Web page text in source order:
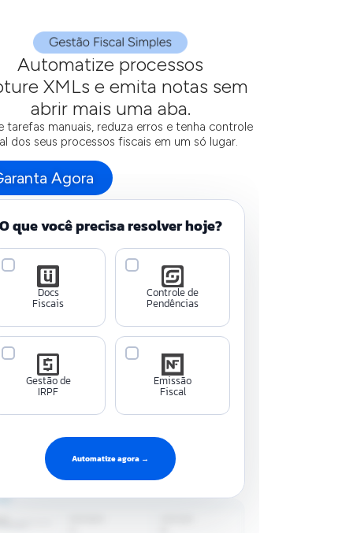
Automatize processos
XMLs e emita notas sem
abrir mais uma aba.
tarefas manuais, reduza erros e tenha controle
dos seus processos fiscais em um só lugar.
Agora
que você precisa resolver hoje?
Docs
Fiscais
Controle de
Pendências
Gestão de
IRPF
Emissão
Fiscal
Automatize agora →